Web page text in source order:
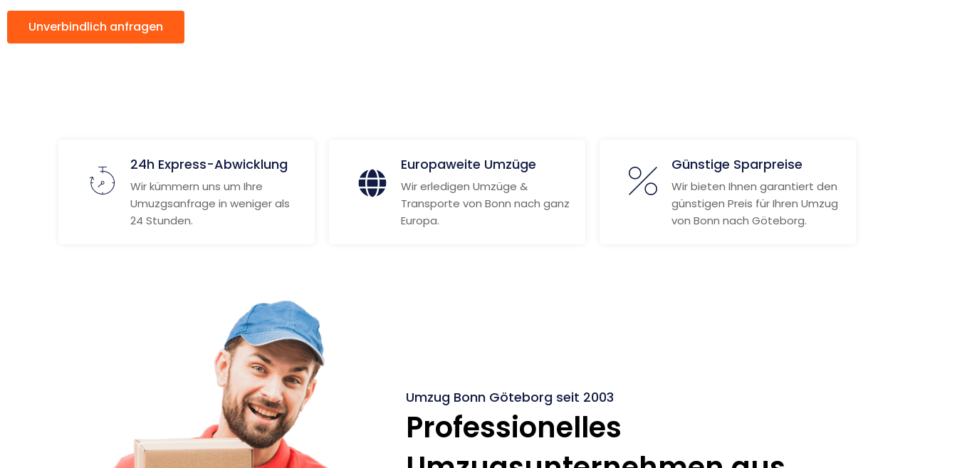
Unverbindlich anfragen
24h Express-Abwicklung
Wir kümmern uns um Ihre
Umuzgsanfrage in weniger als
24 Stunden.
Europaweite Umzüge
Wir erledigen Umzüge &
Transporte von Bonn nach ganz
Europa.
Günstige Sparpreise
Wir bieten Ihnen garantiert den
günstigen Preis für Ihren Umzug
von Bonn nach Göteborg.
Umzug Bonn Göteborg seit 2003
Professionelles